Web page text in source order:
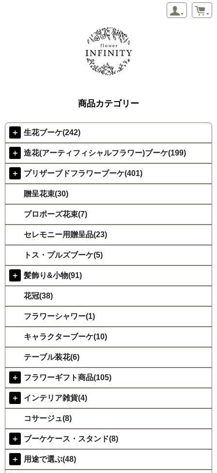
商品カテゴリー
＋ 生花ブーケ(242)
＋ 造花(アーティフィシャルフラワー)ブーケ(199)
＋ プリザーブドフラワーブーケ(401)
贈呈花束(30)
プロポーズ花束(7)
セレモニー用贈呈品(23)
トス・プルズブーケ(5)
＋ 髪飾り&小物(91)
花冠(38)
フラワーシャワー(1)
キャラクターブーケ(10)
テーブル装花(6)
＋ フラワーギフト商品(105)
＋ インテリア雑貨(4)
コサージュ(8)
＋ ブーケケース・スタンド(8)
＋ 用途で選ぶ(48)